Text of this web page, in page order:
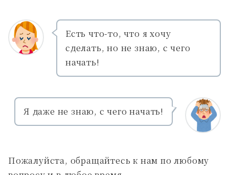
Есть что-то, что я хочу
сделать, но не знаю, с чего
начать!
Я даже не знаю, с чего начать!
Пожалуйста, обращайтесь к нам по любому